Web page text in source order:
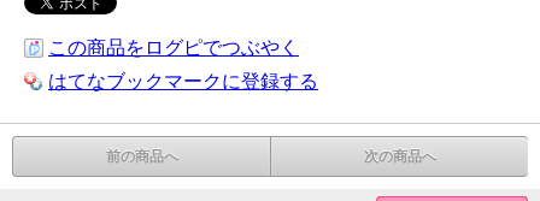
この商品をログピでつぶやく
はてなブックマークに登録する
前の商品へ 次の商品へ